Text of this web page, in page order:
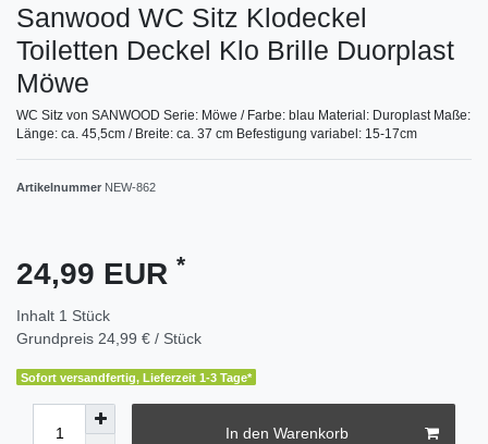
Sanwood WC Sitz Klodeckel
Toiletten Deckel Klo Brille Duorplast
Möwe
WC Sitz von SANWOOD Serie: Möwe / Farbe: blau Material: Duroplast Maße:
Länge: ca. 45,5cm / Breite: ca. 37 cm Befestigung variabel: 15-17cm
Artikelnummer NEW-862
24,99 EUR *
Inhalt 1 Stück
Grundpreis 24,99 € / Stück
Sofort versandfertig, Lieferzeit 1-3 Tage*
In den Warenkorb